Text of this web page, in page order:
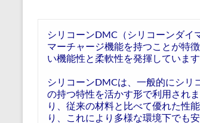
シリコーンDMC（シリコーンダイ
マーチャージ機能を持つことが特
い機能性と柔軟性を発揮しています
シリコーンDMCは、一般的にシリ
の持つ特性を活かす形で利用され
り、従来の材料と比べて優れた性
り、これにより多様な環境下でも